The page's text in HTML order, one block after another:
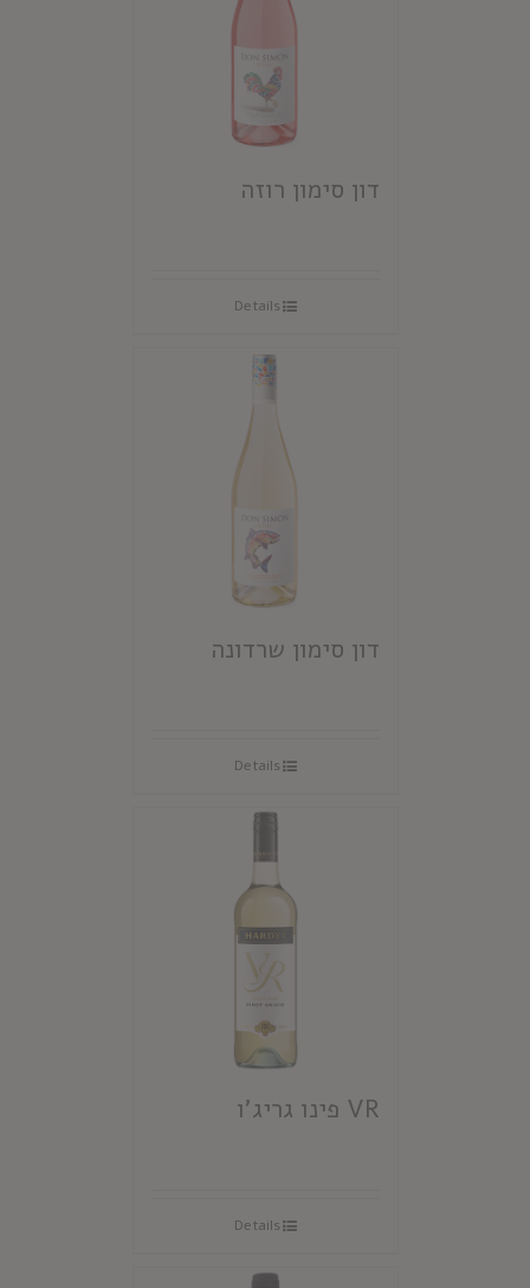
דון סימון רוזה
Details
דון סימון שרדונה
Details
VR פינו גריג'ו
Details